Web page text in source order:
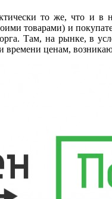
то же, что и
товарами) и
Там, на рынке, в
ценам,